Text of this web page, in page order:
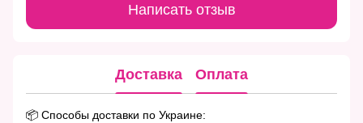
Написать отзыв
Доставка Оплата
📦 Способы доставки по Украине: